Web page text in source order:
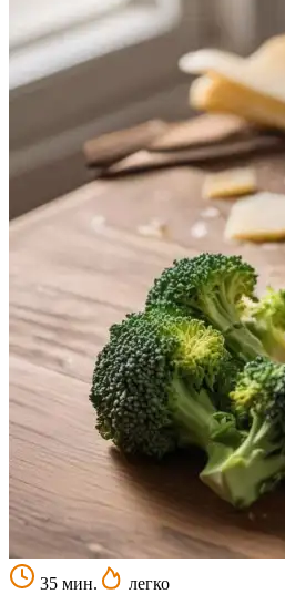
35 мин.
легко